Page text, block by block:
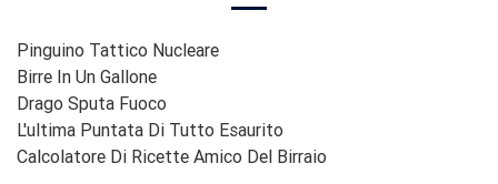
Pinguino Tattico Nucleare
Birre In Un Gallone
Drago Sputa Fuoco
L'ultima Puntata Di Tutto Esaurito
Calcolatore Di Ricette Amico Del Birraio